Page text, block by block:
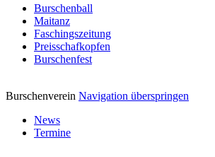
Burschenball
Maitanz
Faschingszeitung
Preisschafkopfen
Burschenfest
Burschenverein Navigation überspringen
News
Termine